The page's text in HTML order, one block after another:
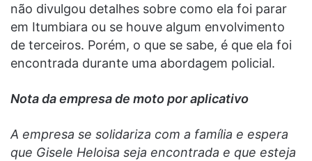
não divulgou detalhes sobre como ela foi parar
em Itumbiara ou se houve algum envolvimento
de terceiros. Porém, o que se sabe, é que ela foi
encontrada durante uma abordagem policial.
Nota da empresa de moto por aplicativo
A empresa se solidariza com a família e espera
que Gisele Heloisa seja encontrada e que esteja